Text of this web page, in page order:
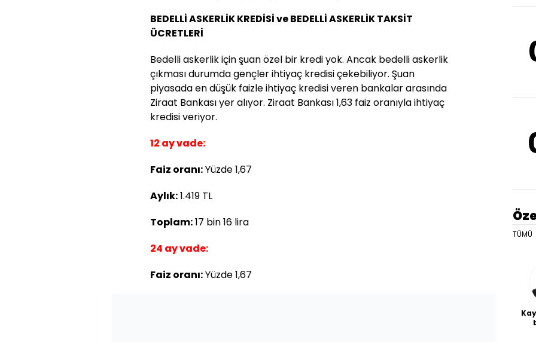
BEDELLİ ASKERLİK KREDİSİ ve BEDELLİ ASKERLİK TAKSİT
ÜCRETLERİ
Bedelli askerlik için şuan özel bir kredi yok. Ancak bedelli askerlik
çıkması durumda gençler ihtiyaç kredisi çekebiliyor. Şuan
piyasada en düşük faizle ihtiyaç kredisi veren bankalar arasında
Ziraat Bankası yer alıyor. Ziraat Bankası 1,63 faiz oranıyla ihtiyaç
kredisi veriyor.
12 ay vade:
Faiz oranı:Yüzde 1,67
Aylık:1.419 TL
Toplam:17 bin 16 lira
24 ay vade:
Faiz oranı:Yüzde 1,67
TÜMÜ